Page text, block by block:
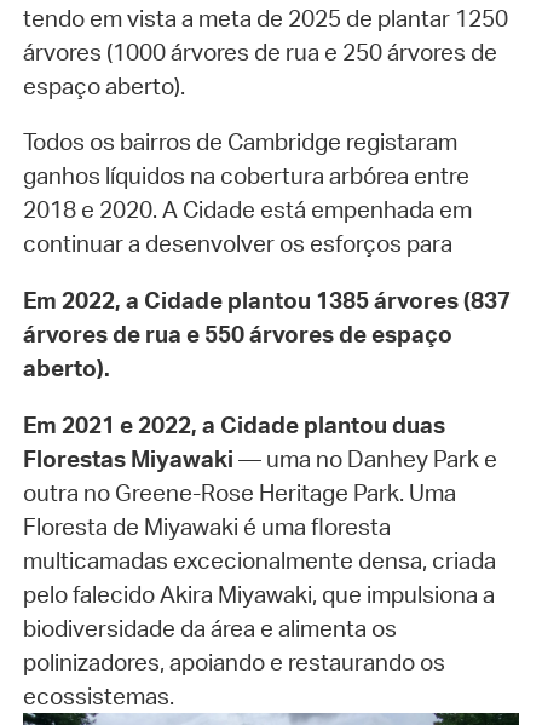
tendo em vista a meta de 2025 de plantar 1250
árvores (1000 árvores de rua e 250 árvores de
espaço aberto).
Todos os bairros de Cambridge registaram
ganhos líquidos na cobertura arbórea entre
2018 e 2020. A Cidade está empenhada em
continuar a desenvolver os esforços para
Em 2022, a Cidade plantou 1385 árvores (837
árvores de rua e 550 árvores de espaço
aberto).
Em 2021 e 2022, a Cidade plantou duas
Florestas Miyawaki — uma no Danhey Park e
outra no Greene-Rose Heritage Park. Uma
Floresta de Miyawaki é uma floresta
multicamadas excecionalmente densa, criada
pelo falecido Akira Miyawaki, que impulsiona a
biodiversidade da área e alimenta os
polinizadores, apoiando e restaurando os
ecossistemas.